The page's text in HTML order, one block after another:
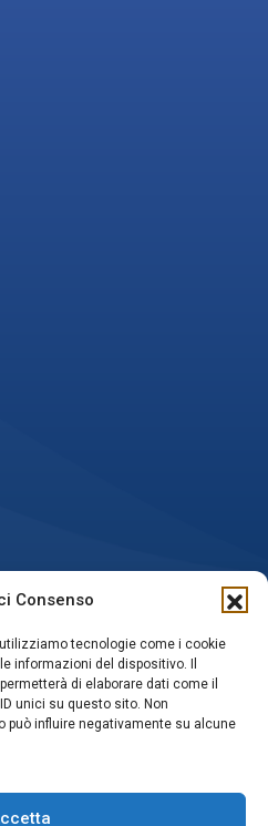
Consenso
tecnologie come i cookie
informazioni del dispositivo. Il
di elaborare dati come il
unici su questo sito. Non
può influire negativamente su alcune